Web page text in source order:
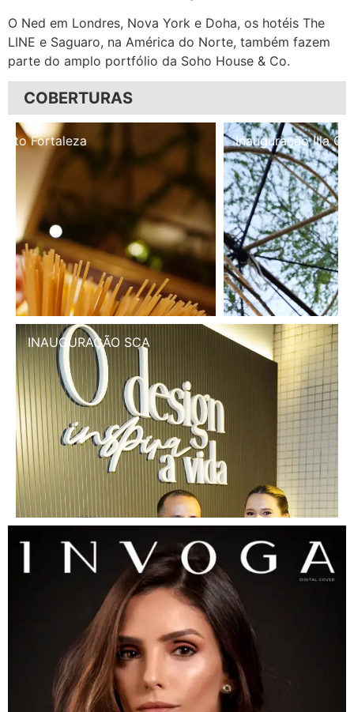
O Ned em Londres, Nova York e Doha, os hotéis The
LINE e Saguaro, na América do Norte, também fazem
parte do amplo portfólio da Soho House & Co.
COBERTURAS
Inauguração Illa Café
INAUGURAÇÃO SCA